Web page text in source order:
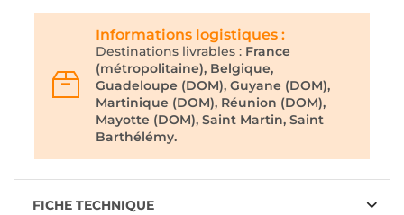
Informations logistiques :
Destinations livrables : France
(métropolitaine), Belgique,
Guadeloupe (DOM), Guyane (DOM),
Martinique (DOM), Réunion (DOM),
Mayotte (DOM), Saint Martin, Saint
Barthélémy.
FICHE TECHNIQUE